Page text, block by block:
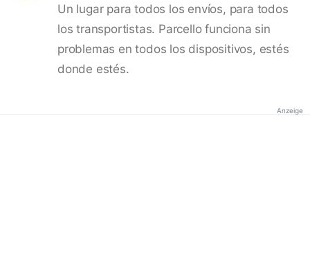
Un lugar para todos los envíos, para todos
los transportistas. Parcello funciona sin
problemas en todos los dispositivos, estés
donde estés.
Anzeige